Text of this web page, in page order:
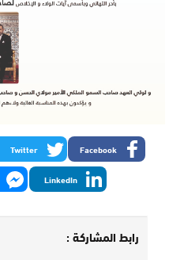
Facebook
Twitter
LinkedIn
رابط المشاركة :